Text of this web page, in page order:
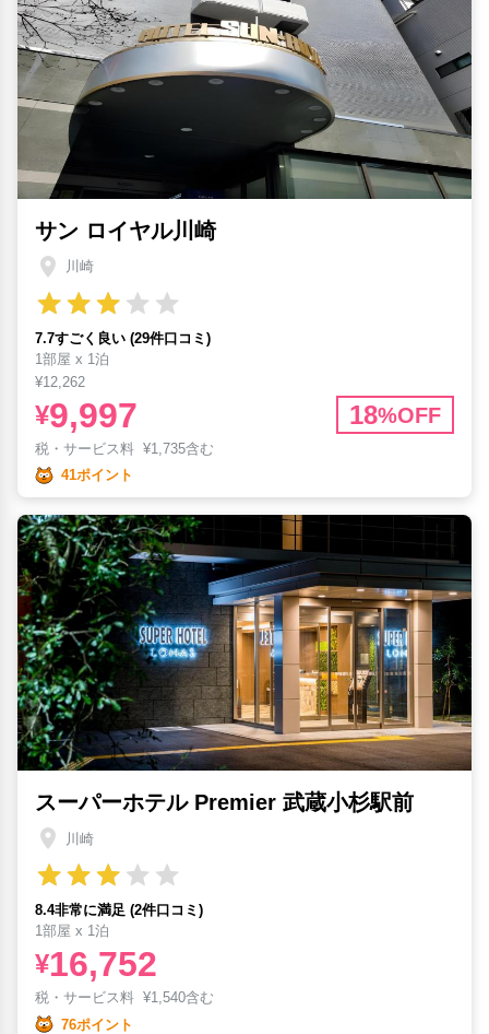
サン ロイヤル川崎
川崎
7.7すごく良い (29件口コミ)
1部屋 x 1泊
¥12,262
¥9,997 18%OFF
税・サービス料 ¥1,735含む
41ポイント
スーパーホテル Premier 武蔵小杉駅前
川崎
8.4非常に満足 (2件口コミ)
1部屋 x 1泊
¥16,752
税・サービス料 ¥1,540含む
76ポイント